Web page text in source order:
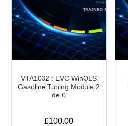
VTA1032 : EVC WinOLS
Gasoline Tuning Module 2
de 6
£100.00